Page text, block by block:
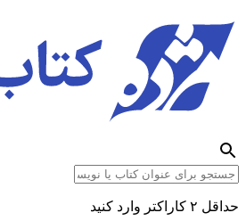
حداقل ۲ کاراکتر وارد کنید